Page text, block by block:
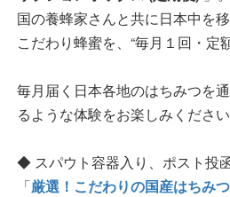
国の養蜂家さんと共に日本中を
こだわり蜂蜜を、“毎月１回・定
毎月届く日本各地のはちみつを
るような体験をお楽しみください
◆ スパウト容器入り、ポスト投
「厳選！こだわりの国産はちみ